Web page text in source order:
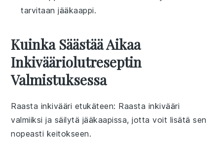
tarvitaan jääkaappi.
Kuinka Säästää Aikaa
Inkivääriolutreseptin
Valmistuksessa
Raasta inkivääri etukäteen: Raasta inkivääri
valmiiksi ja säilytä jääkaapissa, jotta voit lisätä sen
nopeasti keitokseen.